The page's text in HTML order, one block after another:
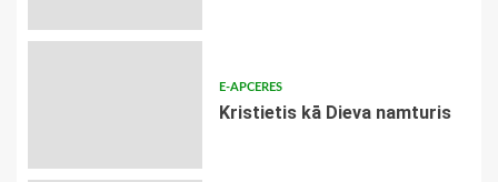
E-APCERES
Kristietis kā Dieva namturis